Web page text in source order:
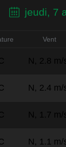
jeudi, 7
Vent
N, 2.8 m/
N, 2.4 m/
N, 1.7 m/
N, 1.1 m/